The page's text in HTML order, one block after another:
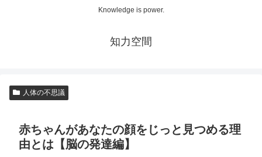
Knowledge is power.
知力空間
人体の不思議
赤ちゃんがあなたの顔をじっと見つめる理
由とは【脳の発達編】